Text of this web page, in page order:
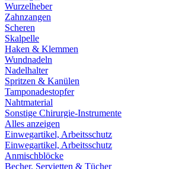
Wurzelheber
Zahnzangen
Scheren
Skalpelle
Haken & Klemmen
Wundnadeln
Nadelhalter
Spritzen & Kanülen
Tamponadestopfer
Nahtmaterial
Sonstige Chirurgie-Instrumente
Alles anzeigen
Einwegartikel, Arbeitsschutz
Einwegartikel, Arbeitsschutz
Anmischblöcke
Becher, Servietten & Tücher